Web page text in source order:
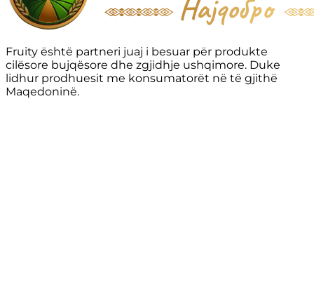
Fruity është partneri juaj i besuar për produkte
cilësore bujqësore dhe zgjidhje ushqimore. Duke
lidhur prodhuesit me konsumatorët në të gjithë
Maqedoninë.